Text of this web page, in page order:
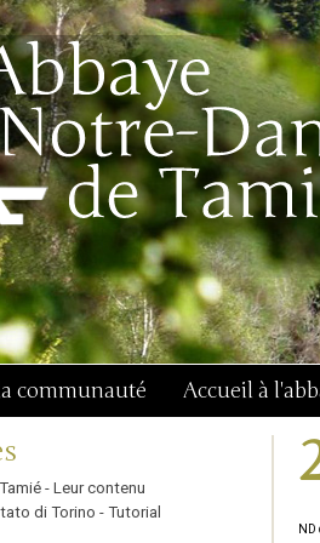
communauté Accueil à
- Leur contenu
di Torino - Tutorial
ND